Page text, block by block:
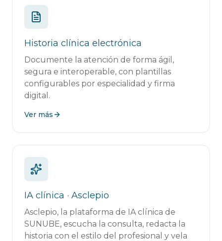
Historia clínica electrónica
Documente la atención de forma ágil,
segura e interoperable, con plantillas
configurables por especialidad y firma
digital.
Ver más
IA clínica · Asclepio
Asclepio, la plataforma de IA clínica de
SUNUBE, escucha la consulta, redacta la
historia con el estilo del profesional y vela